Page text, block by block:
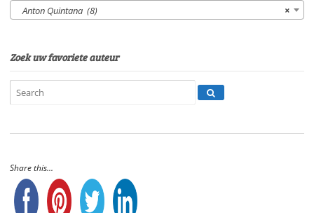
×
Anton Quintana (8)
Zoek uw favoriete auteur
Share this...